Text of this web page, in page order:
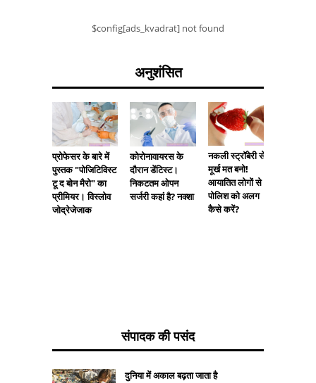
$config[ads_kvadrat] not found
अनुशंसित
प्रोफेसर के बारे में
पुस्तक "पोजिटिविस्ट
टू द बोन मैरो" का
प्रीमियर। विस्लोव
जोद्रेजेजाक
कोरोनावायरस के
दौरान डेंटिस्ट।
निकटतम ओपन
सर्जरी कहां है? नक्शा
नकली स्ट्रॉबेरी से
मूर्ख मत बनो!
आयातित लोगों से
पोलिश को अलग
कैसे करें?
संपादक की पसंद
दुनिया में अकाल बढ़ता जाता है